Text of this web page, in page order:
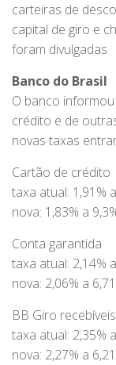
carteiras de
capital de giro e
foram divulgadas
Banco do Brasil
O banco
crédito e de
novas taxas
Cartão de crédito
taxa atual: 1,91%
nova: 1,83% a
Conta garantida
taxa atual: 2,14%
nova: 2,06% a
BB Giro recebíveis
taxa atual: 2,35%
nova: 2,27% a